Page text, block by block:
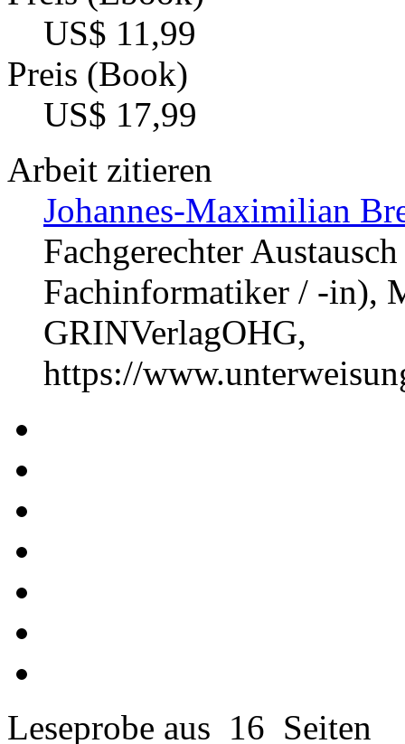
US$ 11,99
Preis (Book)
US$ 17,99
Arbeit zitieren
Johannes-Maximilian
Fachgerechter
Fachinformatiker / -in),
GRINVerlagOHG,
https://
Leseprobe aus 16 Seiten